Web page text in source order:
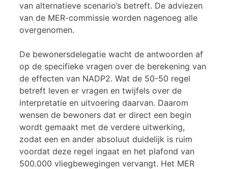
van alternatieve scenario’s betreft. De adviezen
van de MER-commissie worden nagenoeg alle
overgenomen.
De bewonersdelegatie wacht de antwoorden af
op de specifieke vragen over de berekening van
de effecten van NADP2. Wat de 50-50 regel
betreft leven er vragen en twijfels over de
interpretatie en uitvoering daarvan. Daarom
wensen de bewoners dat er direct een begin
wordt gemaakt met de verdere uitwerking,
zodat een en ander absoluut duidelijk is ruim
voordat deze regel ingaat en het plafond van
500.000 vliegbewegingen vervangt. Het MER